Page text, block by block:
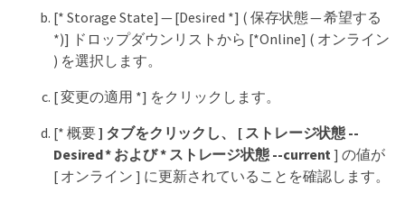
[* Storage State] — [Desired *] ( 保存状態 — 希望する
*)] ドロップダウンリストから [*Online] ( オンライン
) を選択します。
[ 変更の適用 *] をクリックします。
[* 概要] タブをクリックし、 [ ストレージ状態 --
Desired * および * ストレージ状態 --current ] の値が
[ オンライン ] に更新されていることを確認します。